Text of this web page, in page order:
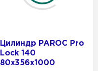
Цилиндр PAROC Pro
Lock 140
80х356х1000